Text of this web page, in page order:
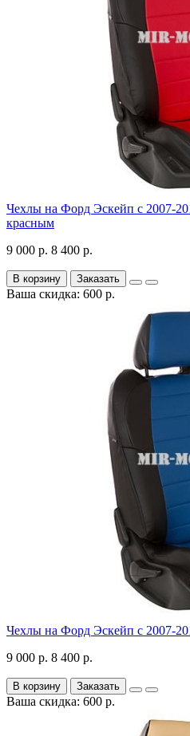
Чехлы на Форд Эскейп с 2007-
красным
9 000 р. 8 400 р.
В корзину Заказать
Ваша скидка: 600 р.
Чехлы на Форд Эскейп с 2007-
9 000 р. 8 400 р.
В корзину Заказать
Ваша скидка: 600 р.